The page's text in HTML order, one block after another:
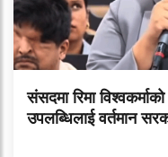
संसदमा रिमा
उपलब्धिलाई वर्तमान